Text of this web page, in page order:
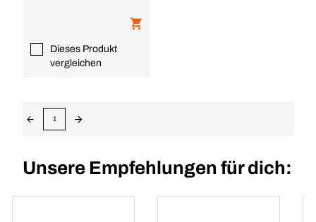
Dieses Produkt
vergleichen
1
Unsere Empfehlungen für dich: